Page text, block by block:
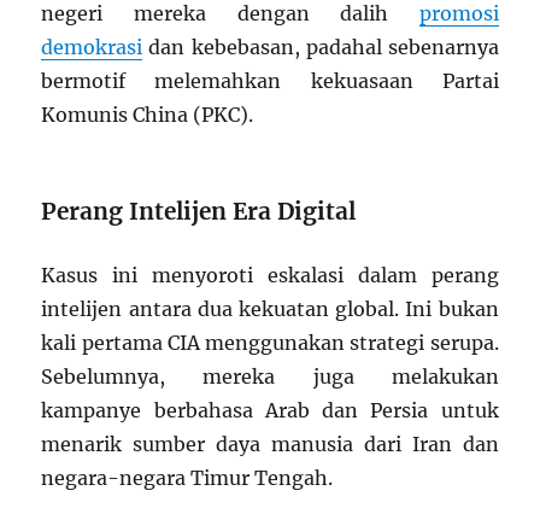
negeri mereka dengan dalih promosi
demokrasi dan kebebasan, padahal sebenarnya
bermotif melemahkan kekuasaan Partai
Komunis China (PKC).
Perang Intelijen Era Digital
Kasus ini menyoroti eskalasi dalam perang
intelijen antara dua kekuatan global. Ini bukan
kali pertama CIA menggunakan strategi serupa.
Sebelumnya, mereka juga melakukan
kampanye berbahasa Arab dan Persia untuk
menarik sumber daya manusia dari Iran dan
negara-negara Timur Tengah.